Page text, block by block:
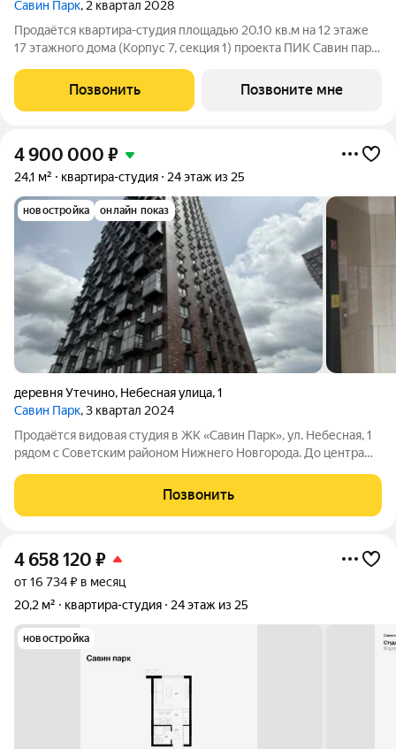
Савин Парк, 2 квартал 2028
Продаётся квартира-студия площадью 20.10 кв.м на 12 этаже
17 этажного дома (Корпус 7, секция 1) проекта ПИК Савин парк.
функциональная планировка, большие окна, с отделкой. Жилой
квартал «Савин парк»
Позвонить Позвоните мне
4 900 000 ₽
24,1 м² квартира-студия 24 этаж из 25
новостройка онлайн показ
деревня Утечино, Небесная улица,1
Савин Парк, 3 квартал 2024
Продаётся видовая студия в ЖК «Савин Парк», ул. Небесная, 1
рядом с Советским районом Нижнего Новгорода. До центра
своему вкусу
Позвонить
4 658 120 ₽
от 16 734 ₽ в месяц
20,2 м²
квартира-студия 24 этаж из 25
новостройка